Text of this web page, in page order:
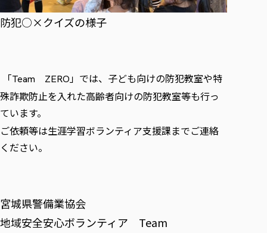
防犯○×クイズの様子
「Team ZERO」では、子ども向けの防犯教室や特
殊詐欺防止を入れた高齢者向けの防犯教室等も行っ
ています。
ご依頼等は生涯学習ボランティア支援課までご連絡
ください。
宮城県警備業協会
地域安全安心ボランティア Team